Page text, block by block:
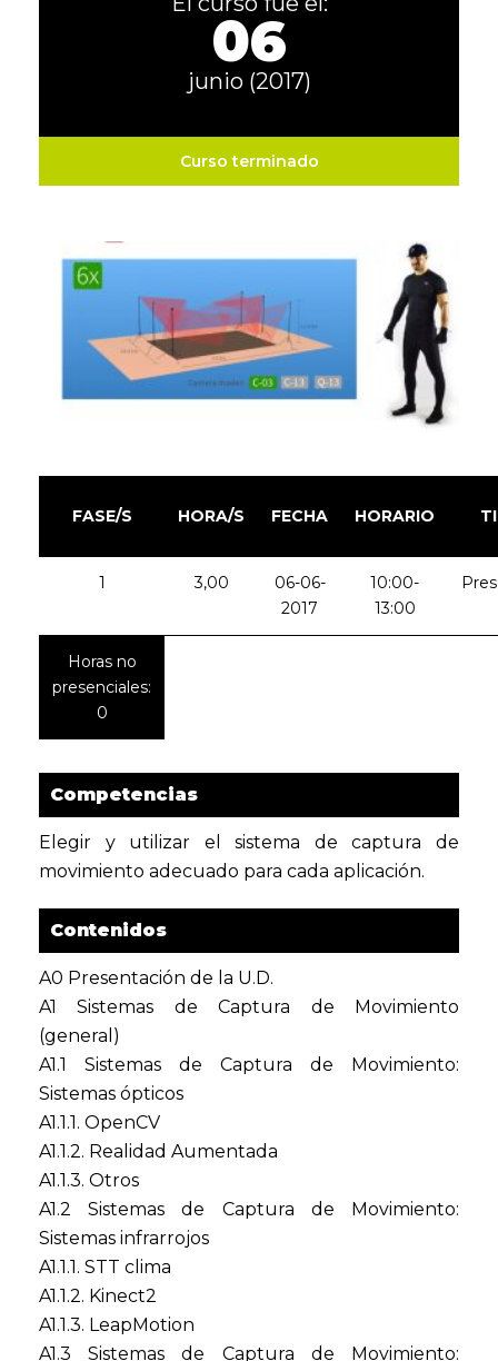
06
junio (2017)
Curso terminado
FASE/S HORA/S FECHA HORARIO
1 3,00
06-06-
2017
10:00-
13:00
Horas no
presenciales:
0
Competencias
Elegir y utilizar el sistema de captura de
movimiento adecuado para cada aplicación.
Contenidos
A0 Presentación de la U.D.
A1 Sistemas de Captura de Movimiento
(general)
A1.1 Sistemas de Captura de Movimiento:
Sistemas ópticos
A1.1.1. OpenCV
A1.1.2. Realidad Aumentada
A1.1.3. Otros
A1.2 Sistemas de Captura de Movimiento:
Sistemas infrarrojos
A1.1.1. STT clima
A1.1.2. Kinect2
A1.1.3. LeapMotion
A1.3 Sistemas de Captura de Movimiento: